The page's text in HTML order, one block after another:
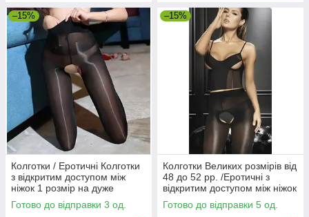
–15%
Колготки / Еротичні Колготки
з відкритим доступом між
ніжок 1 розмір на дуже
худеньких партнерів
Готово до відправки 3 од.
–15%
Колготки Великих розмірів від
48 до 52 рр. /Еротичні з
відкритим доступом між ніжок
/ Дуже еластичні / для сексу
великих розмірів
Готово до відправки 5 од.